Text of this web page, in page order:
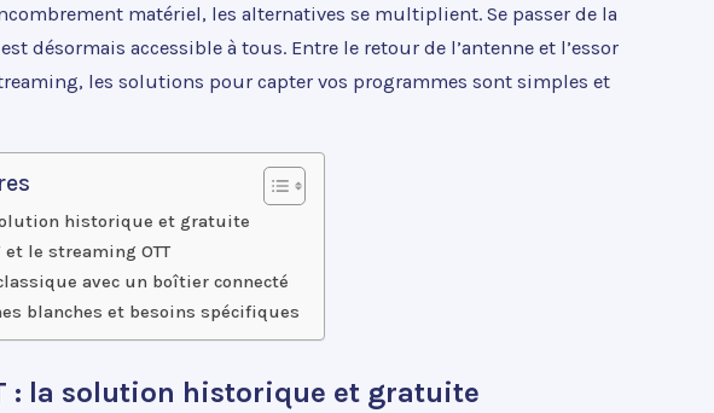
matériel, les alternatives se multiplient. Se passer de la
désormais accessible à tous. Entre le retour de l’antenne et l’essor
les solutions pour capter vos programmes sont simples et
historique et gratuite
le streaming OTT
avec un boîtier connecté
blanches et besoins spécifiques
: la solution historique et gratuite